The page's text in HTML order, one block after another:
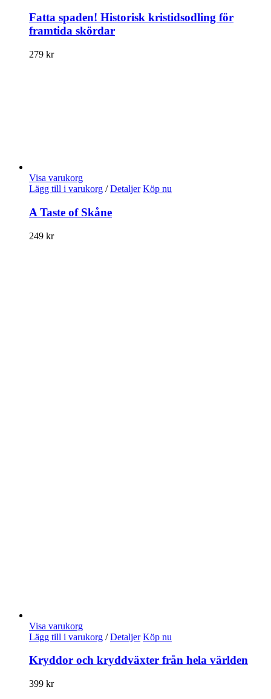
Fatta spaden! Historisk kristidsodling för
framtida skördar
279 kr
Visa varukorg
Lägg till i varukorg / Detaljer Köp nu
A Taste of Skåne
249 kr
Visa varukorg
Lägg till i varukorg / Detaljer Köp nu
Kryddor och kryddväxter från hela världen
399 kr